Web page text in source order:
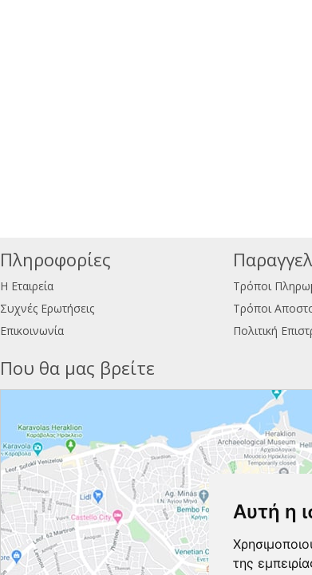
Αυτή η
της
Πληροφορίες
Η Εταιρεία
Συχνές Ερωτήσεις
Επικοινωνία
Τρόποι
Τρόποι
Πολιτική
Που θα μας βρείτε